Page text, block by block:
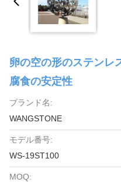
卵の空の形のステンレ
腐食の安定性
ブランド名:
WANGSTONE
モデル番号:
WS-19ST100
MOQ: